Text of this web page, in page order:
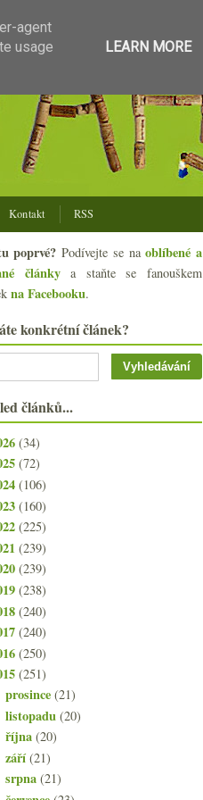
Kontakt RSS
poprvé? Podívejte se naoblíbené a
článkya staňte se fanouškem
na Facebooku.
konkrétní článek?
článků...
(34)
(72)
(106)
(160)
(225)
(239)
(239)
(238)
(240)
(240)
(250)
(251)
prosince(21)
listopadu(20)
října(20)
září(21)
srpna(21)
agent
usage
LEARN MORE